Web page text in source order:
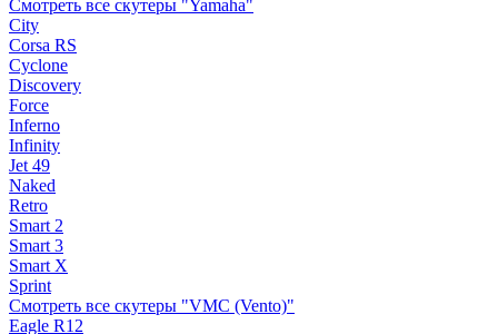
Смотреть все скутеры "Yamaha"
City
Corsa RS
Cyclone
Discovery
Force
Inferno
Infinity
Jet 49
Naked
Retro
Smart 2
Smart 3
Smart X
Sprint
Смотреть все скутеры "VMC (Vento)"
Eagle R12